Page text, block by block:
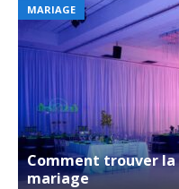
MARIAGE
Comment trouver
mariage